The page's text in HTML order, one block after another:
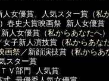
人女優賞、人気スター賞（私
賞映画祭 新人女優賞
新人女優賞（私からあなたへ）
女子新人演技賞（私からあな
画祭／新顔演技賞（私からあ
ター賞
ＴＶ部門 人気賞